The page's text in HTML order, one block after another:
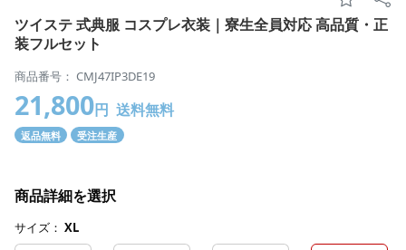
ツイステ 式典服 コスプレ衣装｜寮生全員対応 高品質・正
装フルセット
商品番号： CMJ47IP3DE19
21,800円 送料無料
返品無料 受注生産
商品詳細を選択
サイズ： XL